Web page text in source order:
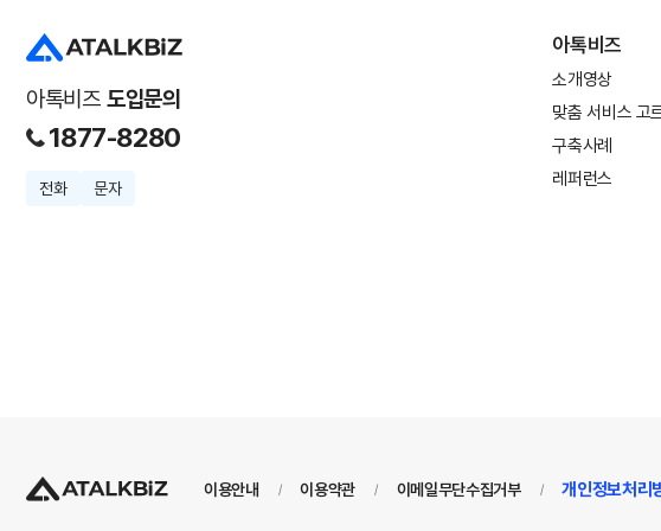
아톡비즈 도입문의
1877-8280
전화 문자
아톡비즈
소개영상
맞춤 서비스 고
구축사례
레퍼런스
이용안내 / 이용약관 / 이메일무단수집거부 / 개인정보처리